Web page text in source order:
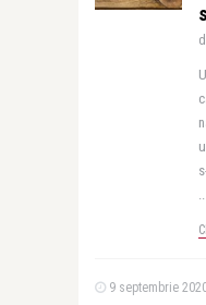
..
9 septembrie